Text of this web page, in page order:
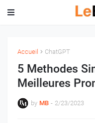
Accueil ChatGPT
5 Methodes
Meilleures
by MB - 2/23/2023